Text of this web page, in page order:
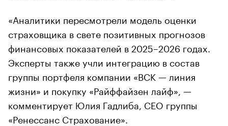
«Аналитики пересмотрели модель оценки
страховщика в свете позитивных прогнозов
финансовых показателей в 2025–2026 годах.
Эксперты также учли интеграцию в состав
группы портфеля компании «ВСК — линия
жизни» и покупку «Райффайзен лайф», —
комментирует Юлия Гадлиба, СЕО группы
«Ренессанс Страхование».